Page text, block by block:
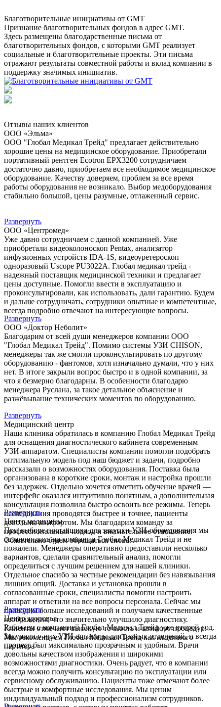
Благотворительные инициативы от GMT
Признание благотворительных фондов в адрес GMT.
Здесь размещены благодарственные письма от
благотворительных фондов, с которыми GMT реализует
социальные и благотворительные проекты. Эти письма
отражают результаты совместной работы и вклад компании в
поддержку значимых инициатив.
Отзывы наших клиентов
ООО «Эльма»
ООО "Глобал Медикал Трейд" предлагает действительно
хорошие цены на медицинское оборудование. Приобретали
портативный рентген Ecotron EPX3200 сотрудничаем
достаточно давно, приобретаем все необходимое медицинское
оборудование. Качеству доверяем, проблем за все время
работы оборудования не возникало. Выбор медоборудования
стабильно большой, цены разумные, отлаженный сервис.
Развернуть
ООО «Центромед»
Уже давно сотрудничаем с данной компанией. Уже
приобретали видеоколоноскоп Pentax, анализатор
инфузионных устройств IDA-1S, видеоуретероскоп
одноразовый Uscope PU3022A. Глобал медикал трейд -
надежный поставщик медицинской техники и предлагает
цены доступные. Помогли ввести в эксплуатацию и
проконсультировали, как использовать, дали гарантию. Будем
и дальше сотрудничать, сотрудники опытные и компетентные,
всегда подробно отвечают на интересующие вопросы.
Развернуть
ООО «Доктор Неболит»
Благодарим от всей души менеджеров компании ООО
"Глобал Медикал Трейд". Помимо системы УЗИ CHISON,
менеджеры так же смогли проконсультировать по другому
оборудованию - фантомов, хотя изначально думали, что у них
нет. В итоге закрыли вопрос быстро и в одной компании, за
что я безмерно благодарны. В особенности благодарю
менеджера Руслана, за такое детальное объяснение и
разжёвывание технических моментов по оборудованию.
Развернуть
Медицинский центр
Наша клиника обратилась в компанию Глобал Медикал Трейд
для оснащения диагностического кабинета современным
УЗИ-аппаратом. Специалисты компании помогли подобрать
оптимальную модель под наш бюджет и задачи, подробно
рассказали о возможностях оборудования. Поставка была
организована в короткие сроки, монтаж и настройка прошли
без задержек. Отдельно хочется отметить обучение врачей —
интерфейс оказался интуитивно понятным, а дополнительная
консультация позволила быстро освоить все режимы. Теперь
исследования проводятся быстрее и точнее, пациенты
довольны комфортом. Мы благодарим команду за
профессиональный подход и внимательное отношение.
Обязательно будем обращаться снова.
Развернуть
Центр медицины
При выборе поставщика для закупки УЗИ-оборудования мы
остановились на компании Глобал Медикал Трейд и не
пожалели. Менеджеры оперативно предоставили несколько
вариантов, сделали сравнительный анализ, помогли
определиться с лучшим решением для нашей клиники.
Отдельное спасибо за честные рекомендации без навязывания
лишних опций. Доставка и установка прошли в
согласованные сроки, специалисты помогли настроить
аппарат и ответили на все вопросы персонала. Сейчас мы
проводим больше исследований и получаем качественные
изображения, что значительно улучшило диагностику.
Клиенты отмечают высокую точность и комфорт процедур.
Мы рекомендуем Глобал Медикал Трейд как надежного
партнера
Развернуть
Центр здоровья
Работаем с компанией Глобал Медикал Трейд уже второй год.
Закупали у них УЗИ-аппараты для разных отделений, и всегда
процесс был максимально прозрачным и удобным. Врачи
довольны качеством изображения и широкими
возможностями диагностики. Очень радует, что в компании
всегда можно получить консультацию по эксплуатации или
сервисному обслуживанию. Пациенты тоже отмечают более
быстрые и комфортные исследования. Мы ценим
индивидуальный подход и профессионализм сотрудников.